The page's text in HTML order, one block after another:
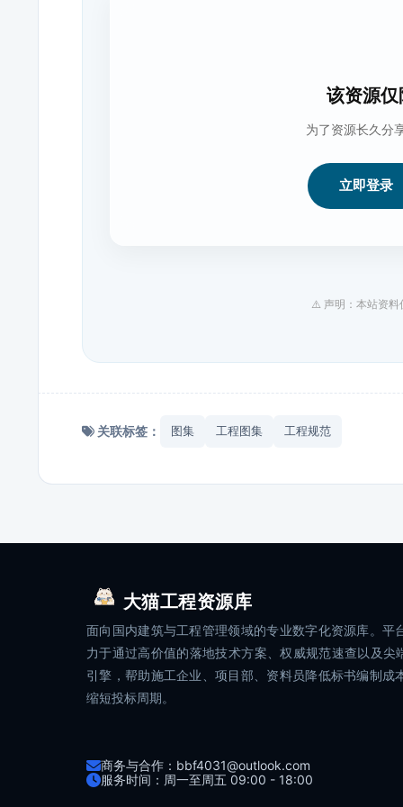
该资源
为了资源长久分
立即登录
⚠️ 声明：本站资料
关联标签： 图集 工程图集 工程规范
大猫工程资源库
面向国内建筑与工程管理领域的专业数字化资源库。平
力于通过高价值的落地技术方案、权威规范速查以及尖
引擎，帮助施工企业、项目部、资料员降低标书编制成
缩短投标周期。
商务与合作：bbf4031@outlook.com
服务时间：周一至周五 09:00 - 18:00